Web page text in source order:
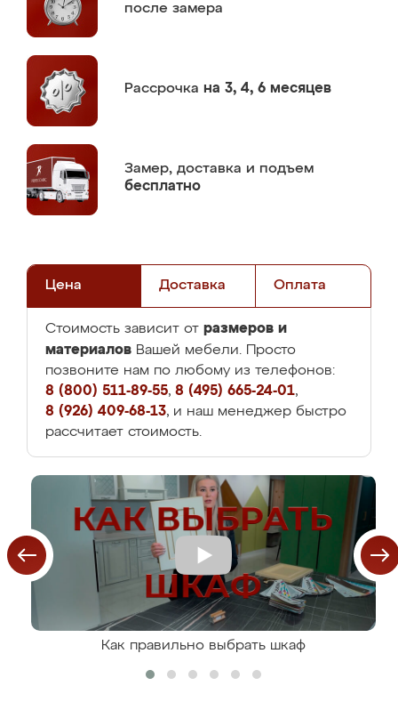
после замера
Рассрочка на 3, 4, 6 месяцев
Замер, доставка и подъем
бесплатно
Цена Доставка Оплата
Стоимость зависит от размеров и
материалов Вашей мебели. Просто
позвоните нам по любому из телефонов:
8 (800) 511-89-55, 8 (495) 665-24-01,
8 (926) 409-68-13, и наш менеджер быстро
рассчитает стоимость.
Как правильно выбрать шкаф